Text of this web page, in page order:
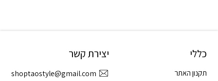
כללי
תקנון האתר
יצירת קשר
shoptaostyle@gmail.com